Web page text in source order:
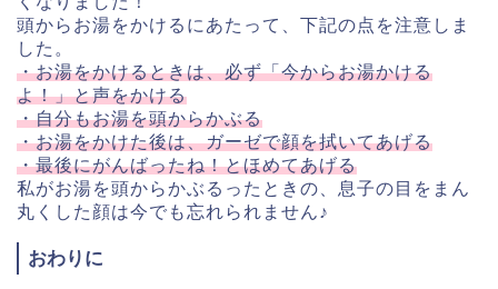
頭からお湯をかけるにあたって、下記の点を注意しま
した。
・お湯をかけるときは、必ず「今からお湯かける
よ！」と声をかける
・自分もお湯を頭からかぶる
・お湯をかけた後は、ガーゼで顔を拭いてあげる
・最後にがんばったね！とほめてあげる
私がお湯を頭からかぶるったときの、息子の目をまん
丸くした顔は今でも忘れられません♪
おわりに